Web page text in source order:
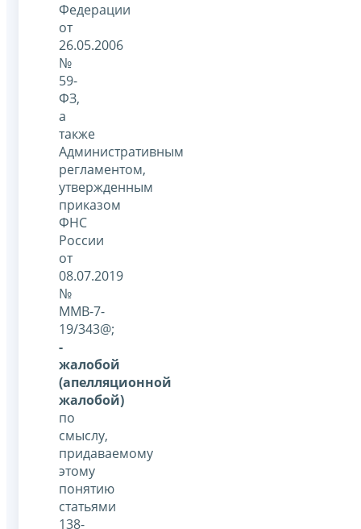
Федерации
от
26.05.2006
№
59-
ФЗ,
а
также
Административным
регламентом,
утвержденным
приказом
ФНС
России
от
08.07.2019
№
ММВ-7-
19/343@;
-
жалобой
(апелляционной
жалобой)
по
смыслу,
придаваемому
этому
понятию
статьями
138-